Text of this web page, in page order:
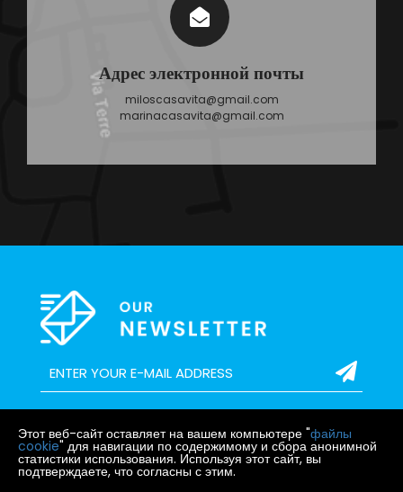
Адрес электронной почты
miloscasavita@gmail.com
marinacasavita@gmail.com
ГЛАВНАЯ
Этот веб-сайт оставляет на вашем компьютере "файлы
cookie" для навигации по содержимому и сбора анонимной
статистики использования. Используя этот сайт, вы
подтверждаете, что согласны с этим.